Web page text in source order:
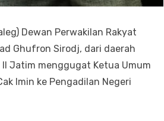
Dewan Perwakilan Rakyat
Ghufron Sirodj, dari daerah
Jatim menggugat Ketua Umum
Imin ke Pengadilan Negeri